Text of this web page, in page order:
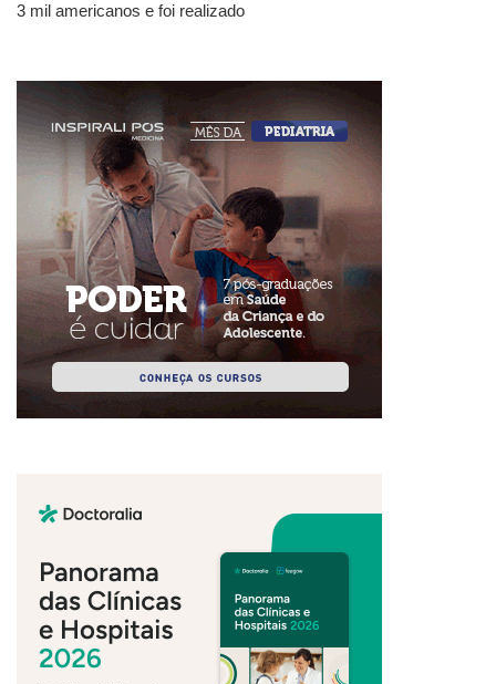
3 mil americanos e foi realizado